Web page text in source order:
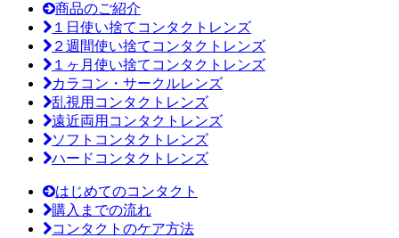
商品のご紹介
１日使い捨てコンタクトレンズ
２週間使い捨てコンタクトレンズ
１ヶ月使い捨てコンタクトレンズ
カラコン・サークルレンズ
乱視用コンタクトレンズ
遠近両用コンタクトレンズ
ソフトコンタクトレンズ
ハードコンタクトレンズ
はじめてのコンタクト
購入までの流れ
コンタクトのケア方法